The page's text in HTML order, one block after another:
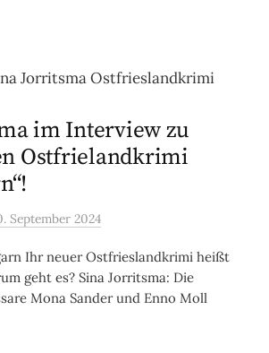
im Interview zu
Ostfrielandkrimi
September 2024
Ihr neuer Ostfrieslandkrimi heißt
geht es? Sina Jorritsma: Die
Mona Sander und Enno Moll